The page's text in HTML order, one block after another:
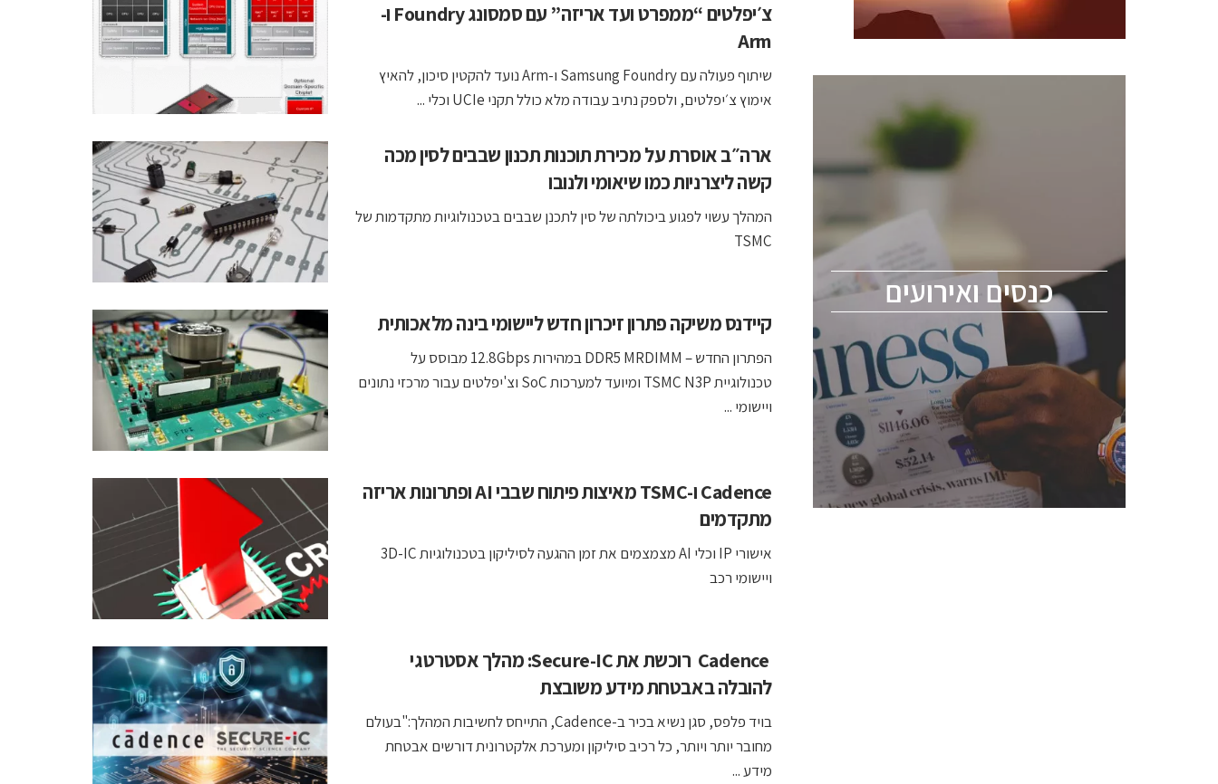
צ׳יפלטים “ממפרט ועד אריזה” עם סמסונג Foundry ו-
Arm
שיתוף פעולה עם Samsung Foundry ו-Arm נועד להקטין סיכון, להאיץ
אימוץ צ׳יפלטים, ולספק נתיב עבודה מלא כולל תקני UCIe וכלי ...
ארה״ב אוסרת על מכירת תוכנות תכנון שבבים לסין מכה
קשה ליצרניות כמו שיאומי ולנובו
המהלך עשוי לפגוע ביכולתה של סין לתכנן שבבים בטכנולוגיות מתקדמות של
TSMC
קיידנס משיקה פתרון זיכרון חדש ליישומי בינה מלאכותית
הפתרון החדש – DDR5 MRDIMM במהירות 12.8Gbps מבוסס על
טכנולוגיית TSMC N3P ומיועד למערכות SoC וצ'יפלטים עבור מרכזי נתונים
ויישומי ...
Cadence ו-TSMC מאיצות פיתוח שבבי AI ופתרונות אריזה
מתקדמים
אישורי IP וכלי AI מצמצמים את זמן ההגעה לסיליקון בטכנולוגיות 3D-IC
ויישומי רכב
Cadence רוכשת את Secure-IC: מהלך אסטרטגי
להובלה באבטחת מידע משובצת
בויד פלפס, סגן נשיא בכיר ב-Cadence, התייחס לחשיבות המהלך:"בעולם
מחובר יותר ויותר, כל רכיב סיליקון ומערכת אלקטרונית דורשים אבטחת
מידע ...
כנסים ואירועים
כנסים ואירועים
הסמיקונדקטור כולל מהנדסים, מומחים מקצועיים
ChipEx2026 will be held on May 12-13,
2026. The conference is intended for
everyone involved in the semiconductor
industry, including engineers, professional
experts, and senior executives.
לחץ לפרטים